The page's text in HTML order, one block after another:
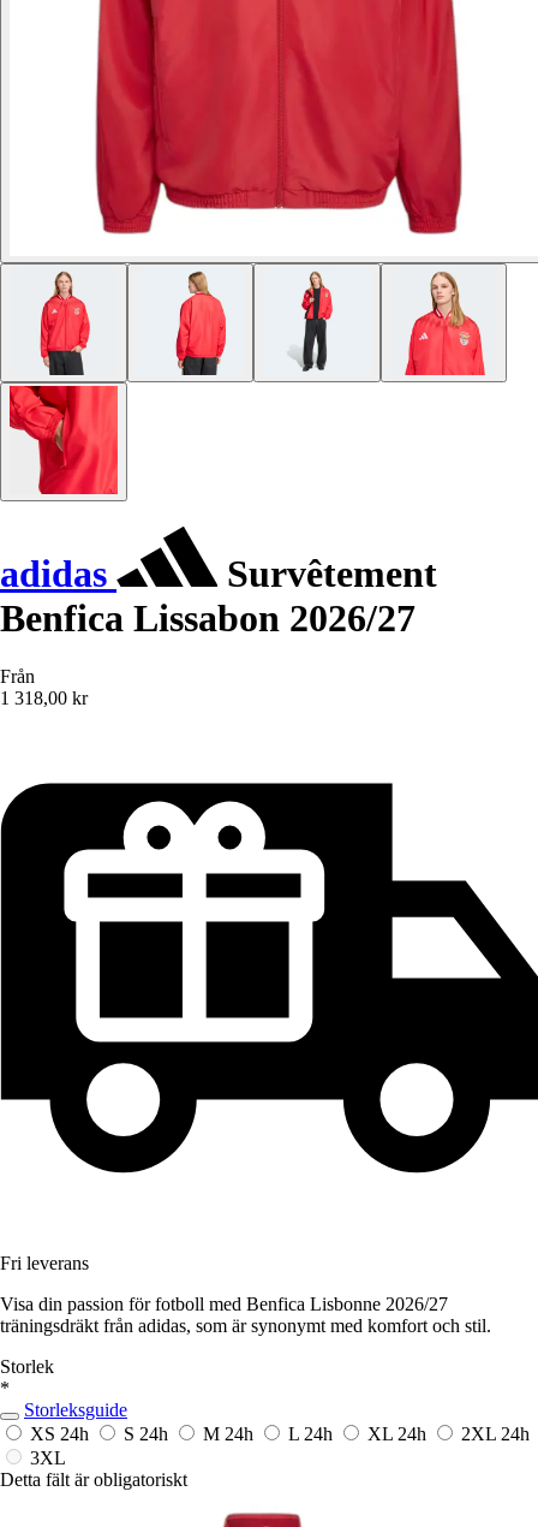
adidas
Survêtement
Benfica Lissabon 2026/27
Från
1 318,00 kr
Fri leverans
Visa din passion för fotboll med Benfica Lisbonne 2026/27
träningsdräkt från adidas, som är synonymt med komfort och stil.
Storlek
*
Storleksguide
XS 24h S 24h M 24h L 24h XL 24h 2XL 24h
3XL
Detta fält är obligatoriskt